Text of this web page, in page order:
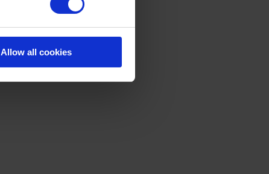
Allow all cookies